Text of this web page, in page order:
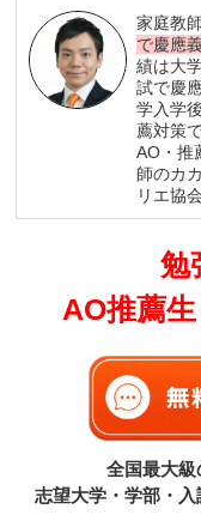
家庭教
で慶應
績は大
試で慶
学入学
薦対策
AO・推
師のカ
リエ協
勉
AO推薦
全国最大級
志望大学・学部・入